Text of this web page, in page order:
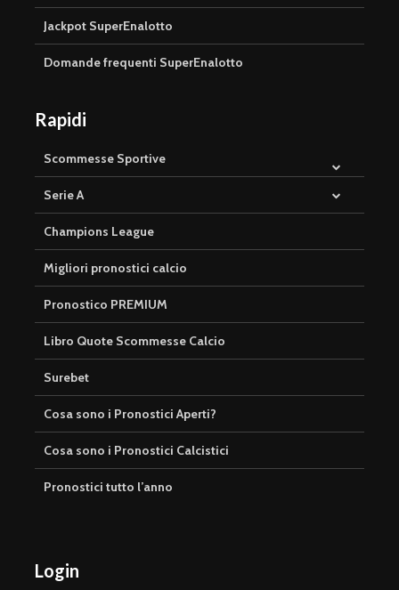
Jackpot SuperEnalotto
Domande frequenti SuperEnalotto
Rapidi
Scommesse Sportive
Serie A
Champions League
Migliori pronostici calcio
Pronostico PREMIUM
Libro Quote Scommesse Calcio
Surebet
Cosa sono i Pronostici Aperti?
Cosa sono i Pronostici Calcistici
Pronostici tutto l’anno
Login